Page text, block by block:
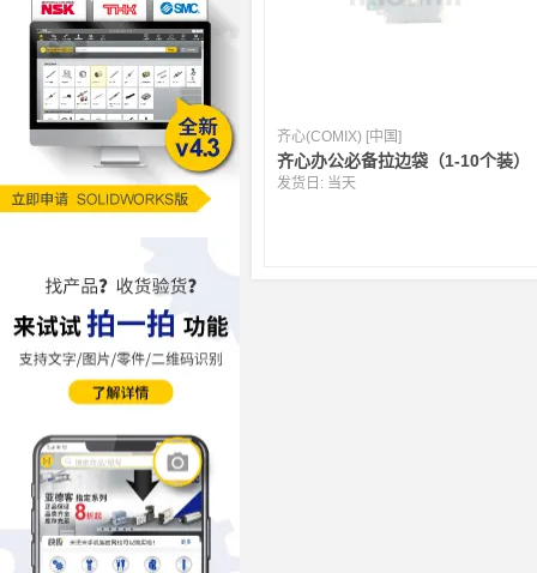
齐心(COMIX) [中国]
齐心办公必备拉边袋（1-10个装）
发货日: 当天